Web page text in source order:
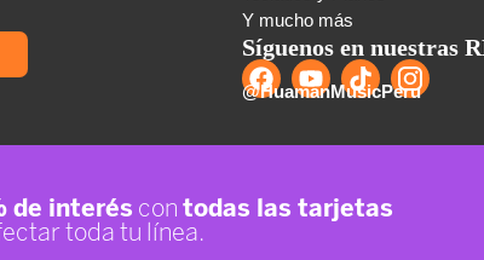
Y mucho más
Síguenos en nuestras
@HuamanMusicPeru